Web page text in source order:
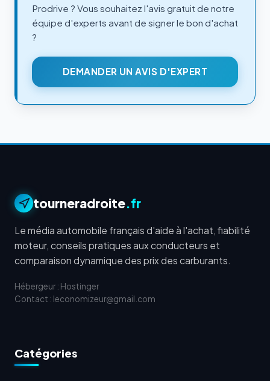
Prodrive ? Vous souhaitez l'avis gratuit de notre
équipe d'experts avant de signer le bon d'achat
?
DEMANDER UN AVIS D'EXPERT
tourneradroite.fr
Le média automobile français d'aide à l'achat, fiabilité
moteur, conseils pratiques aux conducteurs et
comparaison dynamique des prix des carburants.
Hébergeur : Hostinger
Contact : leconomizeur@gmail.com
Catégories